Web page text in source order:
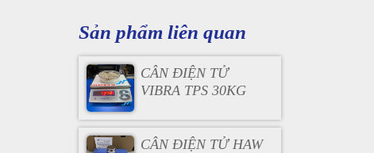
Sản phẩm liên quan
CÂN ĐIỆN TỬ
VIBRA TPS 30KG
CÂN ĐIỆN TỬ HAW